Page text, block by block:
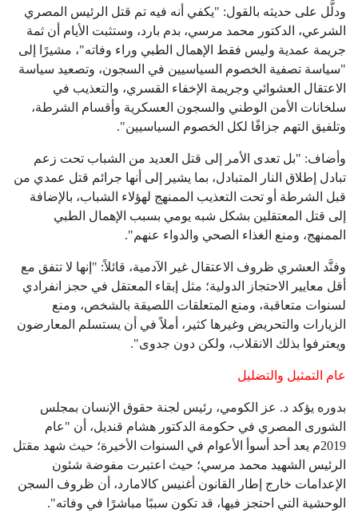
ودلَّل على حديثه بالقول: "يكفي أنه فيه تم قتل الرئيس المصري
الشرعي، الدكتور محمد مرسي، بدم بارد، وستثبت الأيام أن ثمة
جريمة عمدية وليس فقط الإهمال الطبي وراء وفاته"، مشيرًا إلى
"سياسة تصفية الخصوم السياسيين في السجون، وتصعيد سياسة
الاعتقال العشوائي وجريمة الإخفاء القسري، والتعذيب في
سلخانات الأمن الوطني والسجون العسكرية وأقسام الشرطة،
وتلفيق التهم جزافًا لكل الخصوم السياسيين".
وأضاف: "بل تعدى الأمر إلى قتل العديد من الشباب تحت زعم
تبادل إطلاق النار المتبادل، بما يشير إلى أنها جرائم قتل عمدي من
قبل الشرطة أو تحت التعذيب الممنهج لهؤلاء الشباب، بالإضافة
إلى قتل المعتقلين بشكل شبه يومي بسبب الإهمال الطبي
الممنهج، ومنع الغذاء الصحي والدواء عنهم".
وفنَّد العشري ظروف الاعتقال غير الآدمية، قائلاً: "إنها لا تتفق مع
أقل معايير الاحتجاز الدولية؛ مثل إبقاء المعتقل في حجز انفرادي
لسنوات متعاقبة، ومنع المتعلقات اللصيقة بالشخص، ومنع
الزيارات والتحريض وغيرها كثير، أملاً في أن يستسلم المعارضون
ويعترفوا بذلك الانقلاب، ولكن دون جدوى".
عام التمثيل والتضليل
بدوره يؤكد د. عز الكومي، رئيس لجنة حقوق الإنسان بمجلس
الشورى المصري في حكومة الدكتور هشام قنديل، أن "عام
2019م يعد أحد أسوأ الأعوام في السنوات الأخيرة؛ حيث شهد مقتل
الرئيس الشهيد محمد مرسي؛ حيث اعتبرت مفوضة شئون
الإعدامات خارج إطار القانون أغنيس كالامارد، أن ظروف السجن
الوحشية التي احتجز فيها، قد تكون سببًا مباشرًا في وفاته".